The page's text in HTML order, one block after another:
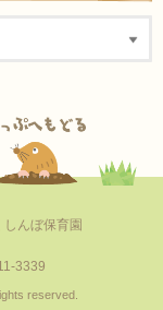
んぼ保育園
3339
reserved.